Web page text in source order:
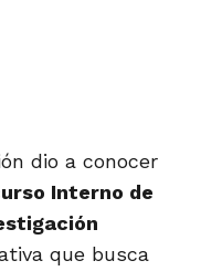
dio a conocer
Interno de
que busca